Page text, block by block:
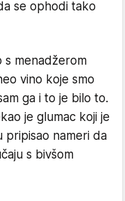
se ophodi tako
s menadžerom
vino koje smo
ga i to je bilo to.
je glumac koji je
pripisao nameri da
s bivšom